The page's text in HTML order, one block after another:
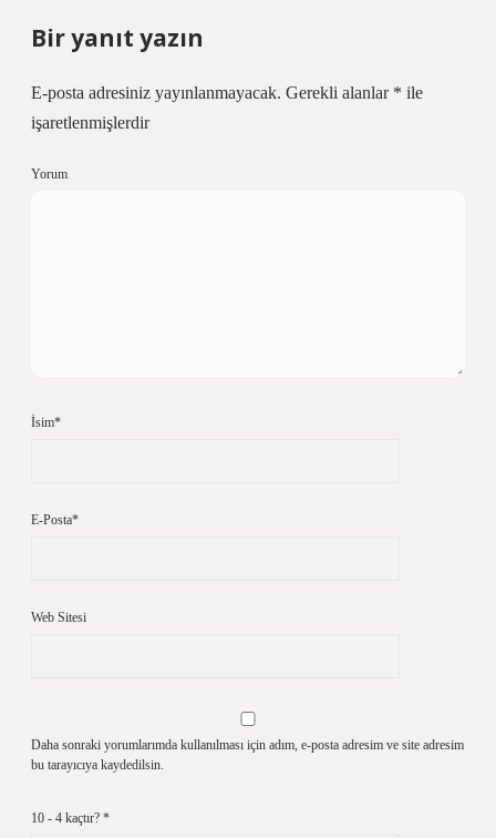
Bir yanıt yazın
E-posta adresiniz yayınlanmayacak. Gerekli alanlar * ile
işaretlenmişlerdir
Yorum
İsim*
E-Posta*
Web Sitesi
Daha sonraki yorumlarımda kullanılması için adım, e-posta adresim ve site adresim
bu tarayıcıya kaydedilsin.
10 - 4 kaçtır? *